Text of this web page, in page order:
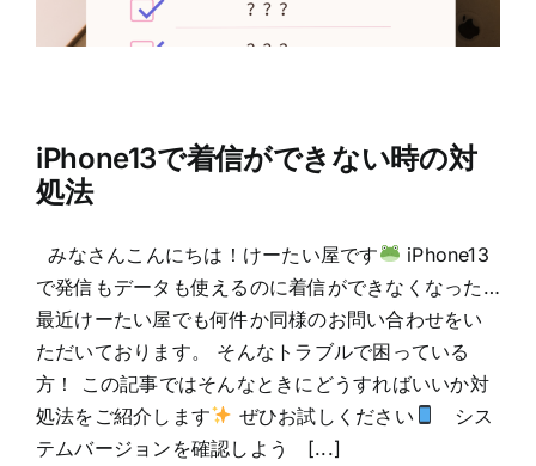
iPhone13で着信ができない時の対
処法
みなさんこんにちは！けーたい屋です
iPhone13
で発信もデータも使えるのに着信ができなくなった…
最近けーたい屋でも何件か同様のお問い合わせをい
ただいております。 そんなトラブルで困っている
方！ この記事ではそんなときにどうすればいいか対
処法をご紹介します
ぜひお試しください
シス
テムバージョンを確認しよう [...]